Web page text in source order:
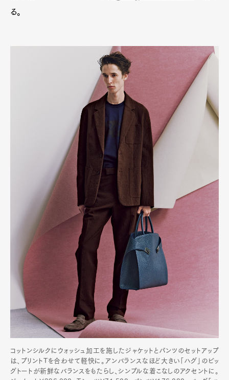
る。
コットンシルクにウォッシュ加工を施したジャケットとパンツのセットアップ
は、プリントTを合わせて軽快に。アンバランスなほど大きい「ハグ」のビッ
グトートが新鮮なバランスをもたらし、シンプルな着こなしのアクセントに。